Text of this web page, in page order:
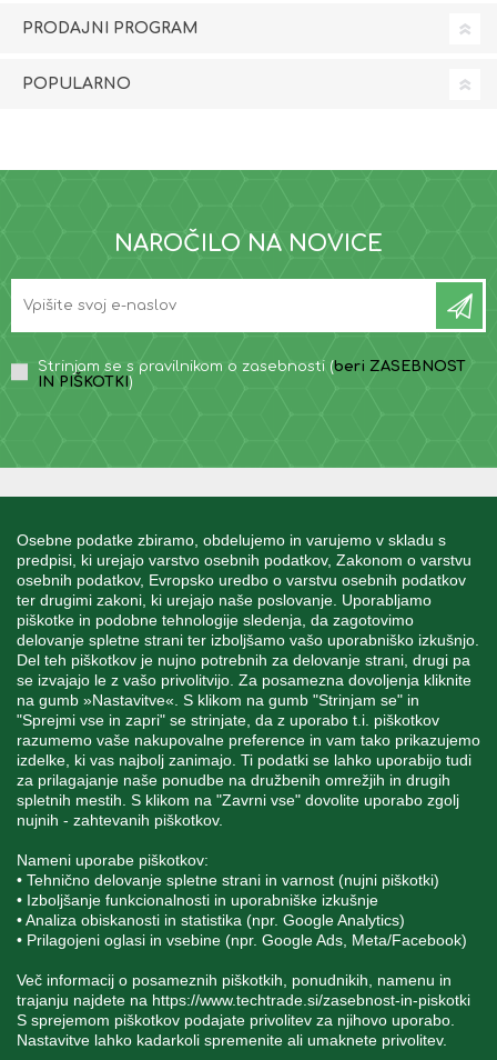
Osebne podatke zbiramo, obdelujemo in varujemo v skladu s
predpisi, ki urejajo varstvo osebnih podatkov, Zakonom o varstvu
osebnih podatkov, Evropsko uredbo o varstvu osebnih podatkov
ter drugimi zakoni, ki urejajo naše poslovanje. Uporabljamo
piškotke in podobne tehnologije sledenja, da zagotovimo
delovanje spletne strani ter izboljšamo vašo uporabniško izkušnjo.
Del teh piškotkov je nujno potrebnih za delovanje strani, drugi pa
se izvajajo le z vašo privolitvijo. Za posamezna dovoljenja kliknite
na gumb »Nastavitve«. S klikom na gumb "Strinjam se" in
"Sprejmi vse in zapri" se strinjate, da z uporabo t.i. piškotkov
razumemo vaše nakupovalne preference in vam tako prikazujemo
izdelke, ki vas najbolj zanimajo. Ti podatki se lahko uporabijo tudi
za prilagajanje naše ponudbe na družbenih omrežjih in drugih
spletnih mestih. S klikom na "Zavrni vse" dovolite uporabo zgolj
nujnih - zahtevanih piškotkov.
Nameni uporabe piškotkov:
• Tehnično delovanje spletne strani in varnost (nujni piškotki)
• Izboljšanje funkcionalnosti in uporabniške izkušnje
• Analiza obiskanosti in statistika (npr. Google Analytics)
• Prilagojeni oglasi in vsebine (npr. Google Ads, Meta/Facebook)
Več informacij o posameznih piškotkih, ponudnikih, namenu in
trajanju najdete na https://www.techtrade.si/zasebnost-in-piskotki
S sprejemom piškotkov podajate privolitev za njihovo uporabo.
Nastavitve lahko kadarkoli spremenite ali umaknete privolitev.
PRODAJNI PROGRAM
POPULARNO
NAROČILO NA NOVICE
Strinjam se s pravilnikom o zasebnosti (beri ZASEBNOST
IN PIŠKOTKI )
MOJ RAČUN
STORITEV ZA STRANKE
SPREMLJAJTE NAS
+386 1 562 21 11